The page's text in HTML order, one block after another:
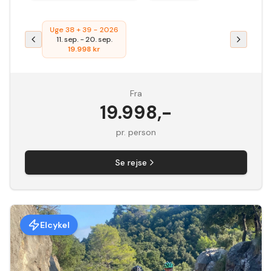
Uge 38 + 39 - 2026
11. sep.-20. sep.
19.998 kr
Fra
19.998,-
pr. person
Se rejse
Elcykel